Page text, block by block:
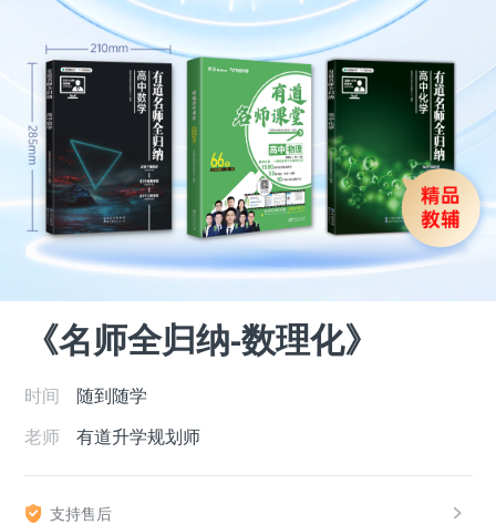
《名师全归纳-数理化》
时间
随到随学
老师
有道升学规划师
支持售后